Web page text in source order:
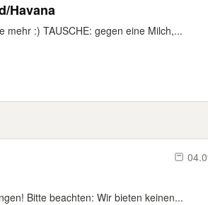
Havana
mehr :) TAUSCHE: gegen eine Milch,...
Bitte beachten: Wir bieten keinen...